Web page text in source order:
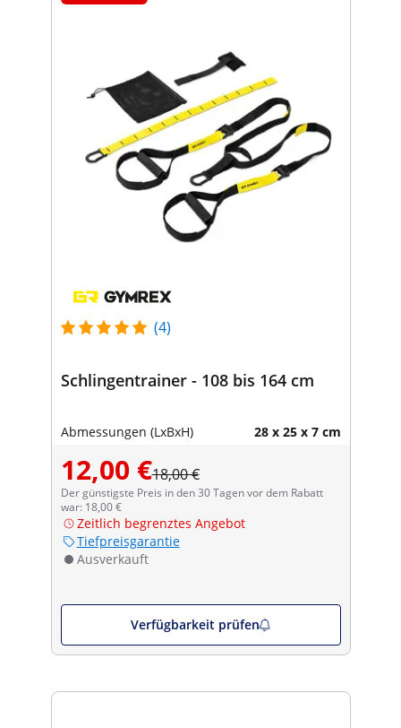
(4)
Schlingentrainer - 108 bis 164 cm
Abmessungen (LxBxH) 28 x 25 x 7 cm
12,00 €18,00 €
Der günstigste Preis in den 30 Tagen vor dem Rabatt
war: 18,00 €
Zeitlich begrenztes Angebot
Tiefpreisgarantie
Ausverkauft
Verfügbarkeit prüfen